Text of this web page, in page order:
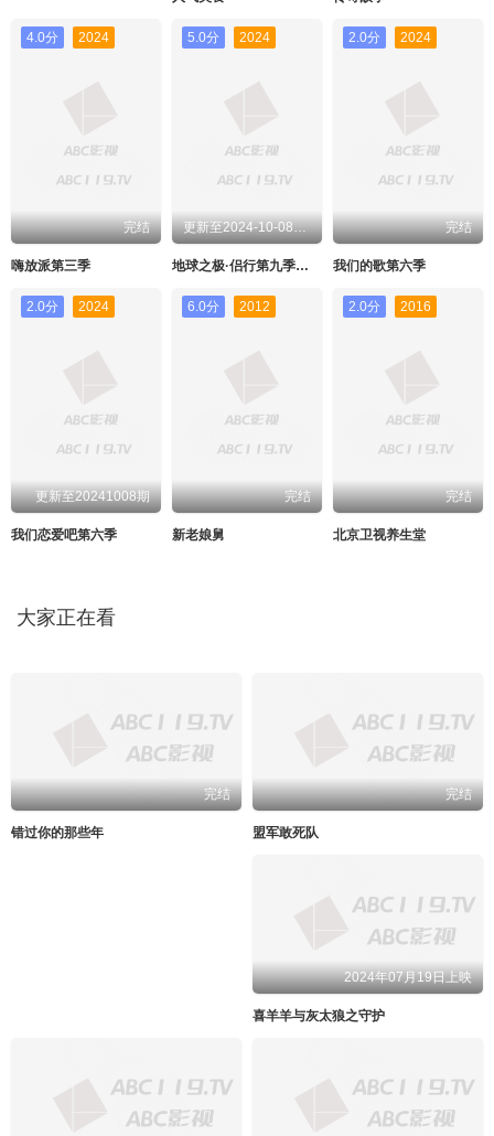
4.0分 2024
完结
嗨放派第三季
5.0分 2024
更新至2024-10-08期期
地球之极·侣行第九季上篇
2.0分 2024
完结
我们的歌第六季
2.0分 2024
更新至20241008期
我们恋爱吧第六季
6.0分 2012
完结
新老娘舅
2.0分 2016
完结
北京卫视养生堂
大家正在看
完结
错过你的那些年
完结
盟军敢死队
2024年07月19日上映
喜羊羊与灰太狼之守护